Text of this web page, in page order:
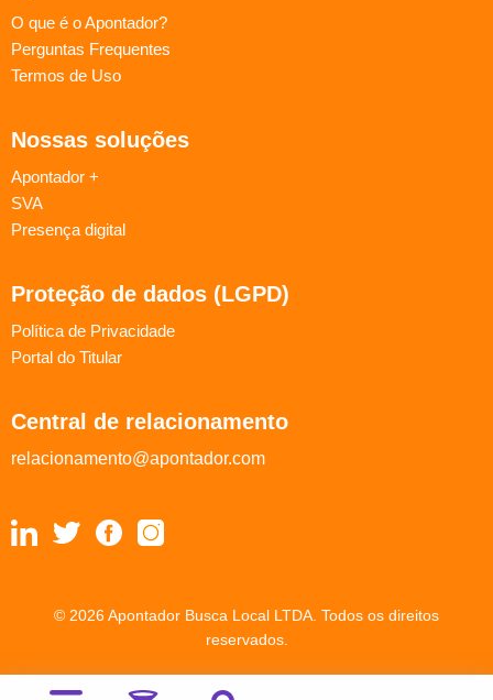
O que é o Apontador?
Perguntas Frequentes
Termos de Uso
Nossas soluções
Apontador +
SVA
Presença digital
Proteção de dados (LGPD)
Política de Privacidade
Portal do Titular
Central de relacionamento
relacionamento@apontador.com
© 2026 Apontador Busca Local LTDA. Todos os direitos
reservados.